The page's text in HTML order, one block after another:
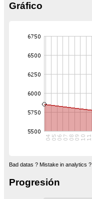
Gráfico
Bad datas ? Mistake in analytics ?
Progresión